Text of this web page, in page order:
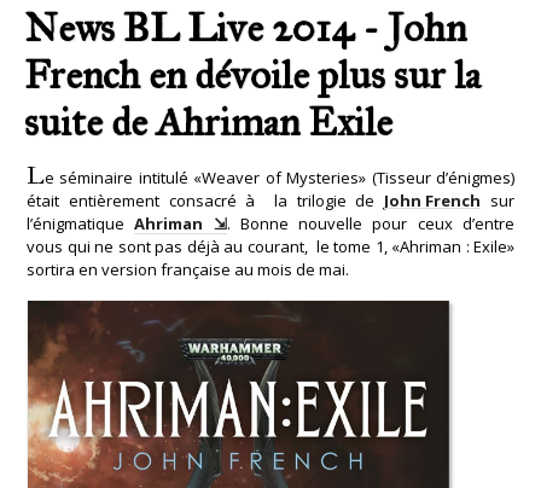
News BL Live 2014 - John
French en dévoile plus sur la
suite de Ahriman Exile
Le séminaire intitulé «Weaver of Mysteries» (Tisseur d’énigmes)
était entièrement consacré à la trilogie de John French sur
l’énigmatiqueAhriman
. Bonne nouvelle pour ceux d’entre
vous qui ne sont pas déjà au courant, le tome 1, «Ahriman : Exile»
sortira en version française au mois de mai.